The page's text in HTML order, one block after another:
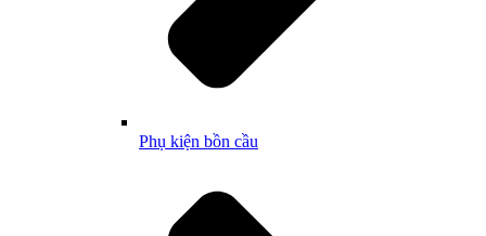
Phụ kiện bồn cầu